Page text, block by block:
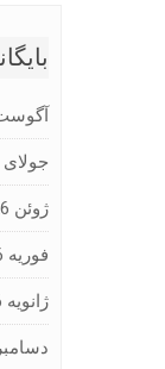
آگوست
جولای 2026
ژوئن 2026
فوریه 2026
ژانویه 2026
دسامبر 2025